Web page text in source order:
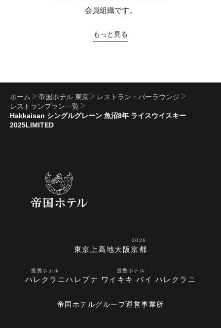
会員組織です。
もっと見る
ホーム 帝国ホテル 東京
レストラン・バーラウンジ
レストランプラン一覧
Hakkaisan シングルグレーン 魚沼8年 ライスウイスキー
2025LIMITED
東京 上高地大阪
2026
京都
提携ホテル
ハレクラニ
提携ホテル
ハレプナ ワイキキ バイ ハレクラニ
帝国ホテルグループ運営事業所